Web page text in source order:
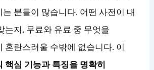
분들이 많습니다. 어떤 사전이 내
는지, 무료와 유료 중 무엇을
혼란스러울 수밖에 없습니다. 이
핵심 기능과 특징을 명확히